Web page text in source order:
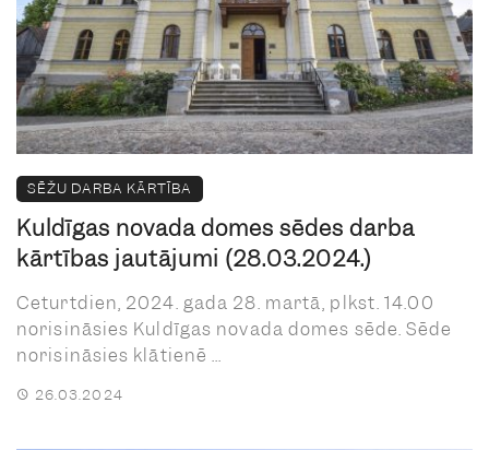
SĒŽU DARBA KĀRTĪBA
Kuldīgas novada domes sēdes darba
kārtības jautājumi (28.03.2024.)
Ceturtdien, 2024. gada 28. martā, plkst. 14.00
norisināsies Kuldīgas novada domes sēde. Sēde
norisināsies klātienē ...
26.03.2024